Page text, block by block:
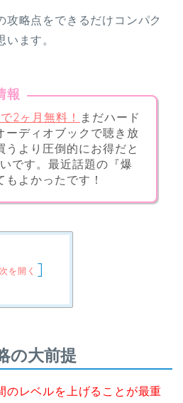
攻略点をできるだけコンパク
ます。
報
2ヶ月無料！ まだハード
ーディオブックで聴き放
うより圧倒的にお得だと
です。最近話題の『爆
もよかったです！
を開く ]
の大前提
のレベルを上げることが最重